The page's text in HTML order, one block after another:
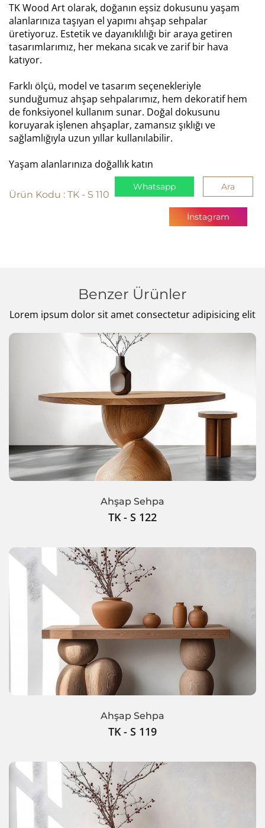
TK Wood Art olarak, doğanın eşsiz dokusunu yaşam
alanlarınıza taşıyan el yapımı ahşap sehpalar
üretiyoruz. Estetik ve dayanıklılığı bir araya getiren
tasarımlarımız, her mekana sıcak ve zarif bir hava
katıyor.
Farklı ölçü, model ve tasarım seçenekleriyle
sunduğumuz ahşap sehpalarımız, hem dekoratif hem
de fonksiyonel kullanım sunar. Doğal dokusunu
koruyarak işlenen ahşaplar, zamansız şıklığı ve
sağlamlığıyla uzun yıllar kullanılabilir.
Yaşam alanlarınıza doğallık katın
Ürün Kodu : TK - S 110
Ara
Whatsapp
İnstagram
Benzer Ürünler
Lorem ipsum dolor sit amet consectetur adipisicing elit
Ahşap Sehpa
TK - S 122
Ahşap Sehpa
TK - S 119